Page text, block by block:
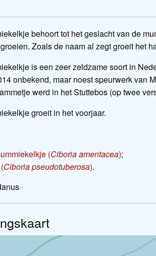
behoort tot het geslacht van de
Zoals de naam al zegt groeit het
is een zeer zeldzame soort in
onbekend, maar noest speurwerk van
werd in het Stuttebos (op twee
groeit in het voorjaar.
(Ciboria amentacea);
Ciboria pseudotuberosa).